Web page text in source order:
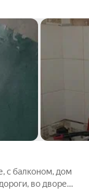
с балконом, дом
во дворе